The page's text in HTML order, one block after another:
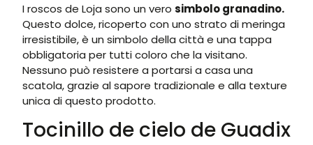
I roscos de Loja sono un vero simbolo granadino.
Questo dolce, ricoperto con uno strato di meringa
irresistibile, è un simbolo della città e una tappa
obbligatoria per tutti coloro che la visitano.
Nessuno può resistere a portarsi a casa una
scatola, grazie al sapore tradizionale e alla texture
unica di questo prodotto.
Tocinillo de cielo de Guadix